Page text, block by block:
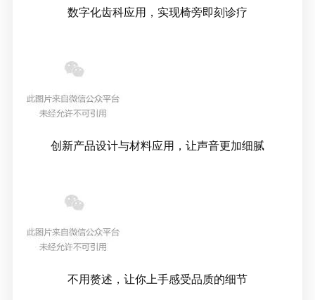
数字化齿科应用，实现椅旁即刻诊疗
创新产品设计与材料应用，让声音更加细腻
不用赘述，让你上手感受品质的细节